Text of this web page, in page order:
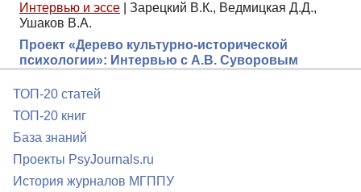
Интервью и эссе
Зарецкий В.К., Ведмицкая Д.Д.,
Ушаков В.А.
Проект «Дерево культурно-исторической
психологии»: Интервью с А.В. Суворовым
ТОП-20 статей
ТОП-20 книг
База знаний
Проекты PsyJournals.ru
История журналов МГППУ